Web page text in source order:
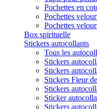
Pochettes en
Pochettes
Pochettes
Box spirituelle
Stickers autocollants
Tous les
Stickers
Stickers
Stickers Fleur
Stickers
Sticker
Stickers